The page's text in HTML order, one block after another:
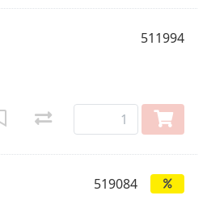
511994
519084